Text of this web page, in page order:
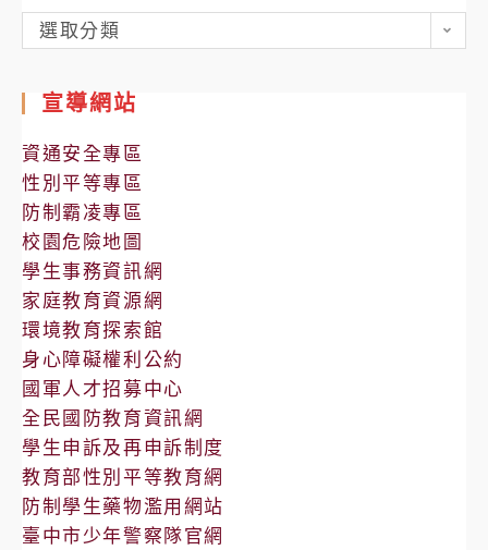
各
處
公
告
選取分類
宣導網站
資通安全專區
性別平等專區
防制霸凌專區
校園危險地圖
學生事務資訊網
家庭教育資源網
環境教育探索館
身心障礙權利公約
國軍人才招募中心
全民國防教育資訊網
學生申訴及再申訴制度
教育部性別平等教育網
防制學生藥物濫用網站
臺中市少年警察隊官網